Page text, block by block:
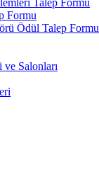
Talep Formu
Formu
Ödül Talep Formu
Salonları